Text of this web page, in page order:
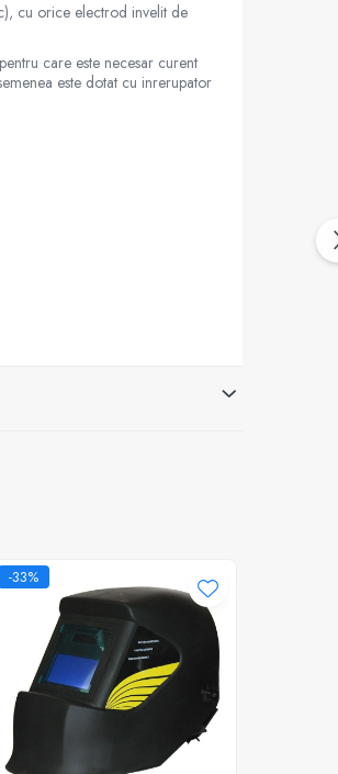
cu orice electrod invelit de
care este necesar curent
este dotat cu inrerupator
-33%